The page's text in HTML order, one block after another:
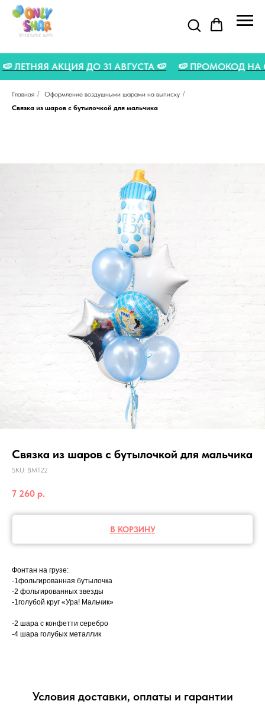
🍉 ЛЕТНЯЯ АКЦИЯ ДО 31 АВГУСТА 🍉 🍉 ПРОМОКОД
Главная / Оформление воздушными шарами на выписку /
Связка из шаров с бутылочкой для мальчика
Связка из шаров с бутылочкой для мальчика
SKU: ВМ122
7 260 р.
В КОРЗИНУ
Фонтан на грузе:
-1фольгированная бутылочка
-2 фольгированных звезды
-1голубой круг «Ура! Мальчик»
-2 шара с конфетти серебро
-4 шара голубых металлик
Условия доставки, оплаты и гарантии